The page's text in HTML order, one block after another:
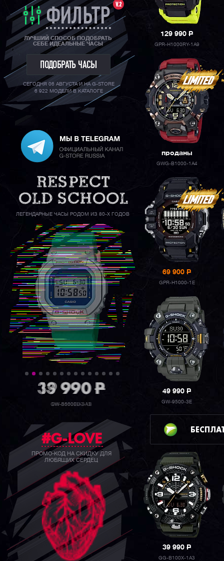
V.2
ФИЛЬТР
ЛУЧШИЙ СПОСОБ ПОДОБРАТЬ
СЕБЕ ИДЕАЛЬНЫЕ ЧАСЫ
ПОДОБРАТЬ ЧАСЫ
СЕГОДНЯ 06 АВГУСТА И НА G-STORE
6 922 МОДЕЛИ В КАТАЛОГЕ
ЛЕГЕНДАРНЫЕ ЧАСЫ РОДОМ ИЗ 80-Х ГОДОВ
39 990P
GW-B5600BC-1B
#G-LOVE
ПРОМО-КОД НА СКИДКУ ДЛЯ
ЛЮБЯЩИХ СЕРДЕЦ
129 990P
GPR-H1000RY-1A9
проданы
GWG-B1000-1A4
69 900P
GPR-H1000-1E
49 990P
GW-9500-3E
39 990P
GG-B100X-1A3